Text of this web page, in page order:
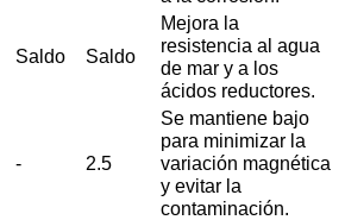
Saldo Saldo
Mejora la
resistencia al agua
de mar y a los
ácidos reductores.
- 2.5
Se mantiene bajo
para minimizar la
variación magnética
y evitar la
contaminación.